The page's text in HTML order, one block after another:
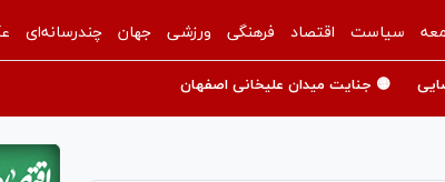
سیاست اقتصاد فرهنگی ورزشی جهان چندرسانه‌ای
🟡 جنایت میدان علیخانی اصفهان